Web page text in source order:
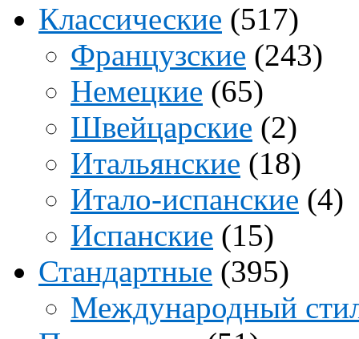
Классические (517)
Французские (243)
Немецкие (65)
Швейцарские (2)
Итальянские (18)
Итало-испанские (4)
Испанские (15)
Стандартные (395)
Международный